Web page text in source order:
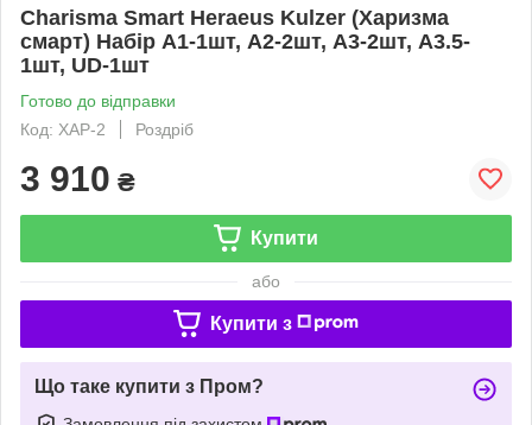
Charisma Smart Heraeus Kulzer (Харизма
смарт) Набір A1-1шт, A2-2шт, A3-2шт, A3.5-
1шт, UD-1шт
Готово до відправки
Код: ХАР-2
Роздріб
3 910 ₴
Купити
або
Купити з
Що таке купити з Пром?